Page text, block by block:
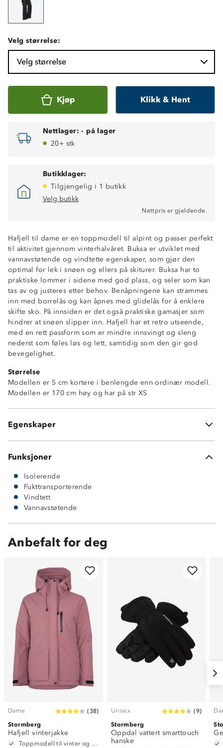
Velg størrelse:
Velg størrelse
Kjøp Klikk & Hent
Nettlager: - på lager
20+ stk
Butikklager:
Tilgjengelig i 1 butikk
Velg butikk
Nettpris er gjeldende.
Hafjell til dame er en toppmodell til alpint og passer perfekt
til aktivitet gjennom vinterhalvåret. Buksa er utviklet med
vannavstøtende og vindtette egenskaper, som gjør den
optimal for lek i snøen og ellers på skiturer. Buksa har to
praktiske lommer i sidene med god plass, og seler som kan
tas av og justeres etter behov. Benåpningene kan strammes
inn med borrelås og kan åpnes med glidelås for å enklere
skifte sko. På innsiden er det også praktiske gamasjer som
hindrer at snøen slipper inn. Hafjell har et retro utseende,
med en rett passform som er mindre innsvingt og sleng
nederst som føles løs og lett, samtidig som den gir god
bevegelighet.
Størrelse
Modellen er 5 cm kortere i benlengde enn ordinær modell.
Modellen er 170 cm høy og har på str XS
Egenskaper
Toppmodell til vinter og alpint
Kraftig vannavstøtende (6 000mm vannsøyle)
Fukttransporterende (4 000 g/m2/24t)
Vindtett
Isolerende
YKK-glidelåser
Avtagbare, regulerbare seler
To trykknapper i front med borrelås
Forsterkninger på innsiden av beina
Innvendige gamasjer
5 cm kortere benlengde enn ordinær modell
Funksjoner
Isolerende
Fukttransporterende
Vindtett
Vannavstøtende
Anbefalt for deg
Dame (38)
Stormberg
Hafjell vinterjakke
Unisex (9)
Stormberg
Oppdal vattert smarttouch
hanske